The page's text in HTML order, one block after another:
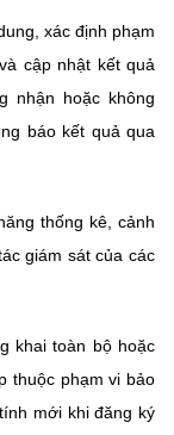
xác định phạm
cập nhật kết quả
nhận hoặc không
báo kết quả qua
thống kê, cảnh
giám sát của các
khai toàn bộ hoặc
thuộc phạm vi bảo
mới khi đăng ký